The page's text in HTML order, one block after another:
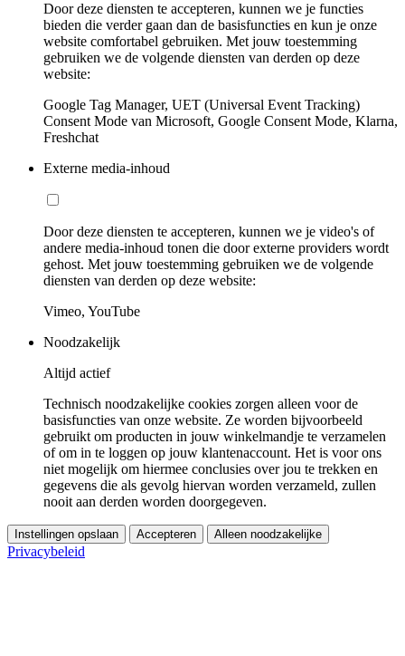
Door deze diensten te accepteren, kunnen we je functies
bieden die verder gaan dan de basisfuncties en kun je onze
website comfortabel gebruiken. Met jouw toestemming
gebruiken we de volgende diensten van derden op deze
website:
Google Tag Manager, UET (Universal Event Tracking)
Consent Mode van Microsoft, Google Consent Mode, Klarna,
Freshchat
Externe media-inhoud
Door deze diensten te accepteren, kunnen we je video's of
andere media-inhoud tonen die door externe providers wordt
gehost. Met jouw toestemming gebruiken we de volgende
diensten van derden op deze website:
Vimeo, YouTube
Noodzakelijk
Altijd actief
Technisch noodzakelijke cookies zorgen alleen voor de
basisfuncties van onze website. Ze worden bijvoorbeeld
gebruikt om producten in jouw winkelmandje te verzamelen
of om in te loggen op jouw klantenaccount. Het is voor ons
niet mogelijk om hiermee conclusies over jou te trekken en
gegevens die als gevolg hiervan worden verzameld, zullen
nooit aan derden worden doorgegeven.
Instellingen opslaan Accepteren Alleen noodzakelijke
Privacybeleid